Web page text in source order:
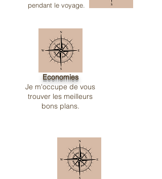
pendant le voyage.
Economies
Je m'occupe de vous
trouver les meilleurs
bons plans.